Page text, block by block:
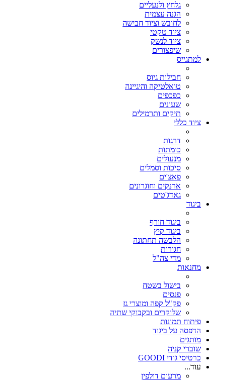
גלחץ ולנעליים
הגנה עצמית
לחובש וציוד חבישה
ציוד טקטי
ציוד לנשק
שיפצורים
למתגייס
חבילות גיוס
טואלטיקה והיגיינה
כפכפים
שעונים
תיקים ותרמילים
ציוד כללי
דרגות
כומתות
מנעולים
סיכות וסמלים
פאצ'ים
ארנקים וחוגרונים
גאדג'טים
ביגוד
ביגוד חורף
ביגוד קיץ
הלבשה תחתונה
חגורות
מדי צה"ל
מחנאות
בישול בשטח
פנסים
פק"ל קפה ומוצרי גז
שלוקרים ובקבוקי שתיה
פיתוח תמונות
הדפסה על ביגוד
מותגים
שוברי קניה
כרטיסי גודי GOODI
עוד...
מרעום דולפין